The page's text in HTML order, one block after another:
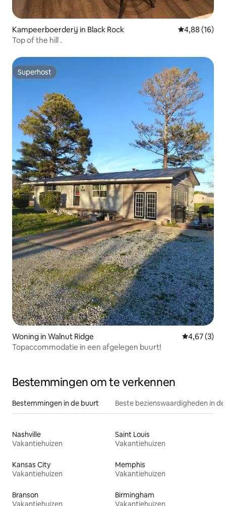
Kampeerboerderij in Black Rock Gemiddelde
4,88 (16)
Top of the hill .
Superhost
Superhost
Woning in Walnut Ridge
4,67 (3)
Topaccommodatie in een afgelegen buurt!
Bestemmingen om te verkennen
Bestemmingen in de buurt Beste bezienswaardigheden in
Nashville
Vakantiehuizen
Saint Louis
Vakantiehuizen
Kansas City
Vakantiehuizen
Memphis
Vakantiehuizen
Branson
Vakantiehuizen
Birmingham
Vakantiehuizen